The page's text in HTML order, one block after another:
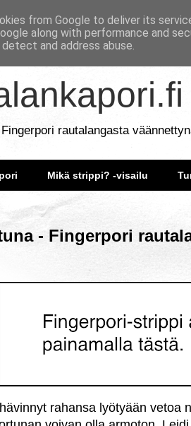
rautalangasta
Mikä strippi? -visailu
- Fingerpori
rahansa lyötyään vetoa
from Google to deliver its
along with performance and
and address abuse.